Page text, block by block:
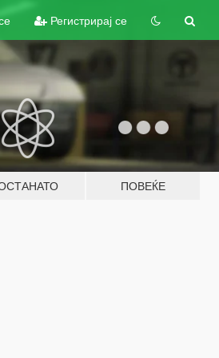
Регистрирај се
ПОВЕЌЕ